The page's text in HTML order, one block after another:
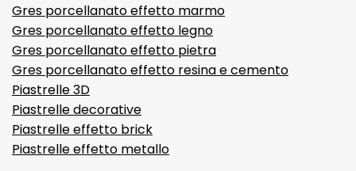
Gres porcellanato effetto marmo
Gres porcellanato effetto legno
Gres porcellanato effetto pietra
Gres porcellanato effetto resina e cemento
Piastrelle 3D
Piastrelle decorative
Piastrelle effetto brick
Piastrelle effetto metallo